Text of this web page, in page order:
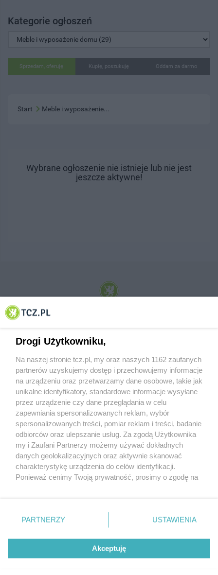
Kategorie ogłoszeń
Sprzedam, oferuję Kupię, poszukuję Oddam za darmo
Start Meble i wyposażenie...
Wybrane ogłoszenie nie istnieje lub nie jest
jeszcze aktywne!
© 2001-2026 Tczew - TCZ.PL Sp. z o.o. Internetowy Serwis Informacyjny Miasta
O FIRMIE POLITYKA PRYWATNOŚCI HOSTING
REKLAMA WSPÓŁPRACA RSS FACEBOOK KONTAKT
Nasze serwisy
Aktualności
Tcz24
Historia miasta
Muzyka i kultura
Archiwum wydarzeń
Zdjęcia miasta
Drogi Użytkowniku,
Na naszej stronie tcz.pl, my oraz naszych 1162 zaufanych
partnerów uzyskujemy dostęp i przechowujemy informacje
na urządzeniu oraz przetwarzamy dane osobowe, takie jak
unikalne identyfikatory, standardowe informacje wysyłane
przez urządzenie czy dane przeglądania w celu
zapewniania spersonalizowanych reklam, wybór
spersonalizowanych treści, pomiar reklam i treści, badanie
odbiorców oraz ulepszanie usług. Za zgodą Użytkownika
my i Zaufani Partnerzy możemy używać dokładnych
danych geolokalizacyjnych oraz aktywnie skanować
charakterystykę urządzenia do celów identyfikacji.
Ponieważ cenimy Twoją prywatność, prosimy o zgodę na
znajdujący się w lewym dolnym rogu strony
. Niektóre
przetwarzaniu. Preferencje będą miały zastosowania tylko
PARTNERZY USTAWIENIA
Akceptuję